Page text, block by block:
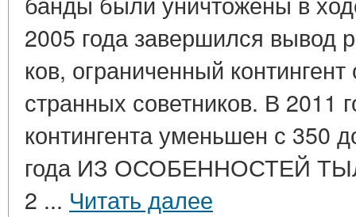
2005 года за­вер­шил­ся вывод
ков, огра­ни­чен­ный
стран­ных советников. В 2011
кон­тин­ген­та умень­шен с 350
года ИЗ ОСОБЕННОСТЕЙ
2 ... Читать далее